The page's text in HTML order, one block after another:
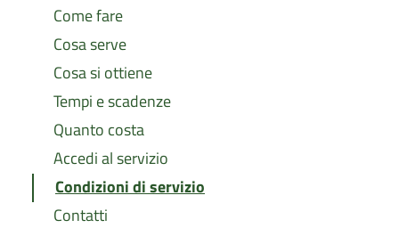
Come fare
Cosa serve
Cosa si ottiene
Tempi e scadenze
Quanto costa
Accedi al servizio
Condizioni di servizio
Contatti